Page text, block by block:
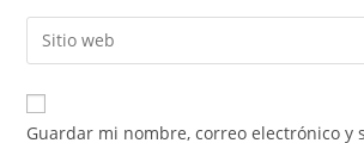
de
usuario
para
comentar
dirección
de
electrónico
para
Introducí
la
URL
de
Guardar mi nombre, correo electrónico y